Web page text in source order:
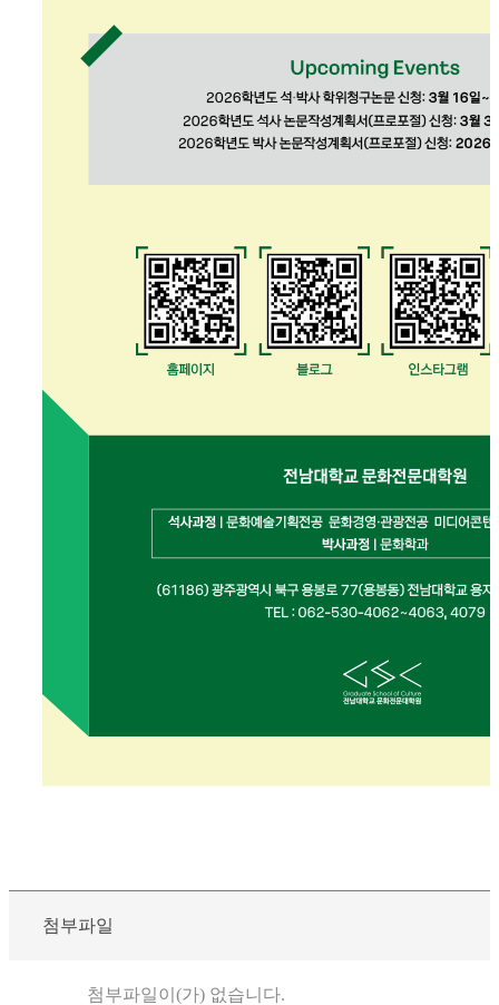
첨부파일
첨부파일이(가) 없습니다.